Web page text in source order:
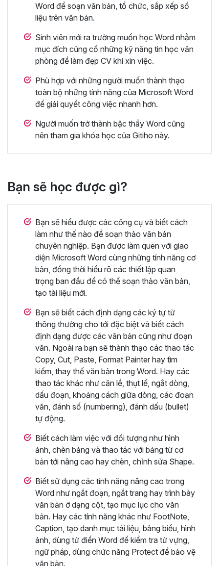
Word để soạn văn bản, tổ chức, sắp xếp số
liệu trên văn bản.
Sinh viên mới ra trường muốn học Word nhằm
mục đích củng cố những kỹ năng tin học văn
phòng để làm đẹp CV khi xin việc.
Phù hợp với những người muốn thành thạo
toàn bộ những tính năng của Microsoft Word
để giải quyết công việc nhanh hơn.
Người muốn trở thành bậc thầy Word cũng
nên tham gia khóa học của Gitiho này.
Bạn sẽ học được gì?
Bạn sẽ hiểu được các công cụ và biết cách
làm như thế nào để soạn thảo văn bản
chuyên nghiệp. Bạn được làm quen với giao
diện Microsoft Word cùng những tính năng cơ
bản, đồng thời hiểu rõ các thiết lập quan
trọng ban đầu để có thể soạn thảo văn bản,
tạo tài liệu mới.
Bạn sẽ biết cách định dạng các ký tự từ
thông thường cho tới đặc biệt và biết cách
định dạng được các văn bản cũng như đoạn
văn. Ngoài ra bạn sẽ thành thạo các thao tác
Copy, Cut, Paste, Format Painter hay tìm
kiếm, thay thế văn bản trong Word. Hay các
thao tác khác như căn lề, thụt lề, ngắt dòng,
dấu đoạn, khoảng cách giữa dòng, các đoạn
văn, đánh số (numbering), đánh dấu (bullet)
tự động.
Biết cách làm việc với đối tượng như hình
ảnh, chèn bảng và thao tác với bảng từ cơ
bản tới nâng cao hay chèn, chỉnh sửa Shape.
Biết sử dụng các tính năng nâng cao trong
Word như ngắt đoạn, ngắt trang hay trình bày
văn bản ở dạng cột, tạo mục lục cho văn
bản. Hay các tính năng khác như FootNote,
Caption, tạo danh mục tài liệu, bảng biểu, hình
ảnh, dùng từ điển Word để kiểm tra từ vựng,
ngữ pháp, dùng chức năng Protect để bảo vệ
văn bản.